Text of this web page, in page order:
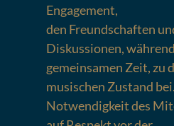
Engagement,
den Freundschaften
Diskussionen,
gemeinsamen Zeit, zu
musischen Zustand
Notwendigkeit des